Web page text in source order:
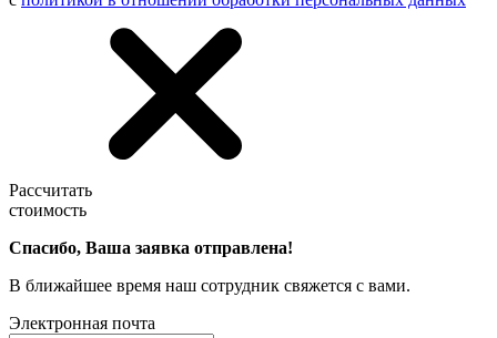
Рассчитать
стоимость
Спасибо, Ваша заявка отправлена!
В ближайшее время наш сотрудник свяжется с вами.
Электронная почта